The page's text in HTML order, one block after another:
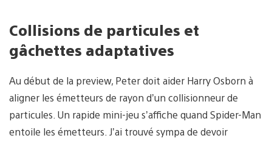
Collisions de particules et
gâchettes adaptatives
Au début de la preview, Peter doit aider Harry Osborn à
aligner les émetteurs de rayon d’un collisionneur de
particules. Un rapide mini-jeu s’affiche quand Spider-Man
entoile les émetteurs. J’ai trouvé sympa de devoir